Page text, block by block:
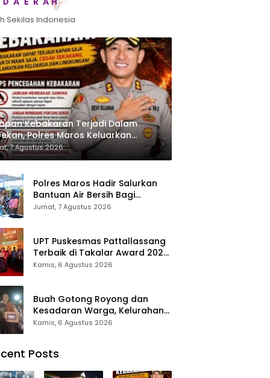
Sekilas Indonesia
Kebakaran Terjadi Dalam
Polres Maros Keluarkan
kepada Masyarakat
7 Agustus 2026
Polres Maros Hadir Salurkan
Bantuan Air Bersih Bagi
Masyarakat Terdampak Krisis
Jumat, 7 Agustus 2026
UPT Puskesmas Pattallassang
Terbaik di Takalar Award 2026,
Bukti Komitmen Hadirkan
Kamis, 6 Agustus 2026
Buah Gotong Royong dan
Kesadaran Warga, Kelurahan
Patte’ne Menjadi Bintang
Kamis, 6 Agustus 2026
Posts